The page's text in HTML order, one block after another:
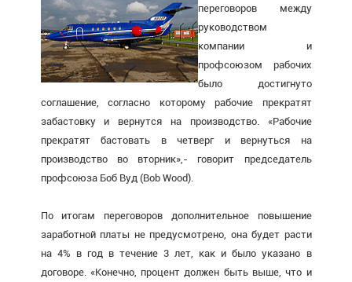
переговоров между
руководством
компании и
профсоюзом рабочих
было достигнуто
соглашение, согласно которому рабочие прекратят
забастовку и вернутся на производство. «Рабочие
прекратят бастовать в четверг и вернуться на
производство во вторник»,- говорит председатель
профсоюза Боб Вуд (Bob Wood).
По итогам переговоров дополнительное повышение
заработной платы не предусмотрено, она будет расти
на 4% в год в течение 3 лет, как и было указано в
договоре. «Конечно, процент должен быть выше, что и